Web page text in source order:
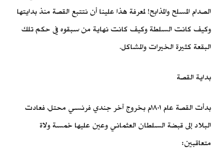
الصدام المسلح والمذابح! لمعرفة هذا علينا أن نتتبع القصة منذ بدايتها
وكيف كانت السلطة وكيف كانت نهاية من سبقوه في حكم تلك
البقعة كثيرة الخيرات والمشاكل.
بداية القصة
بدأت القصة عام ١٨٠١م بخروج آخر جندي فرنسي محتل، فعادت
البلاد إلى قبضة السلطان العثماني وعين عليها خمسة ولاة
متعاقبين: